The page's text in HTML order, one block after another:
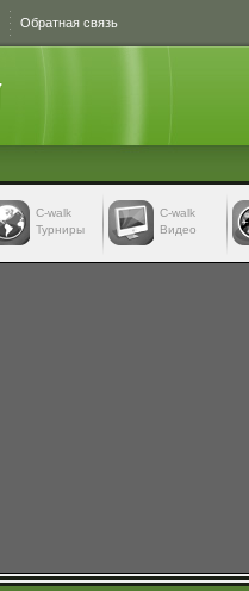
Обратная связь
С-walk
Турниры
С-walk
Видео